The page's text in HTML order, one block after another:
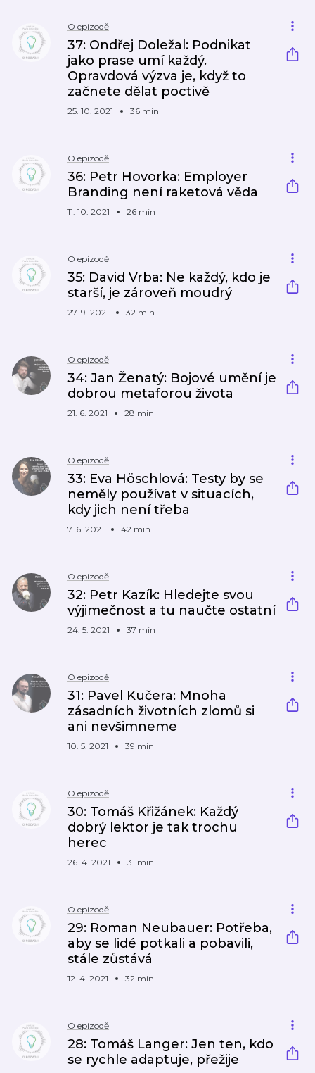
O epizodě
37: Ondřej Doležal: Podnikat
jako prase umí každý.
Opravdová výzva je, když to
začnete dělat poctivě
25. 10. 2021 36 min
O epizodě
36: Petr Hovorka: Employer
Branding není raketová věda
11. 10. 2021 26 min
O epizodě
35: David Vrba: Ne každý, kdo je
starší, je zároveň moudrý
27. 9. 2021 32 min
O epizodě
34: Jan Ženatý: Bojové umění je
dobrou metaforou života
21. 6. 2021 28 min
O epizodě
33: Eva Höschlová: Testy by se
neměly používat v situacích,
kdy jich není třeba
7. 6. 2021 42 min
O epizodě
32: Petr Kazík: Hledejte svou
výjimečnost a tu naučte ostatní
24. 5. 2021 37 min
O epizodě
31: Pavel Kučera: Mnoha
zásadních životních zlomů si
ani nevšimneme
10. 5. 2021 39 min
O epizodě
30: Tomáš Křižánek: Každý
dobrý lektor je tak trochu
herec
26. 4. 2021 31 min
O epizodě
29: Roman Neubauer: Potřeba,
aby se lidé potkali a pobavili,
stále zůstává
12. 4. 2021 32 min
O epizodě
28: Tomáš Langer: Jen ten, kdo
se rychle adaptuje, přežije